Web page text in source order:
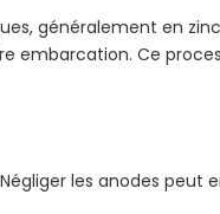
généralement en
embarcation. Ce
les anodes peut